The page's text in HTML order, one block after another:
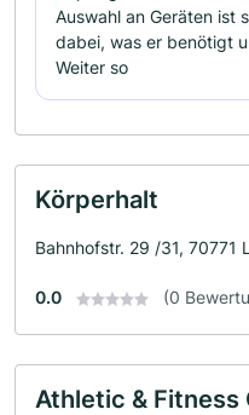
Auswahl an Geräten ist
dabei, was er benötigt
Weiter so
Körperhalt
Bahnhofstr. 29 /31, 70771
0.0 (0
Athletic & Fitness